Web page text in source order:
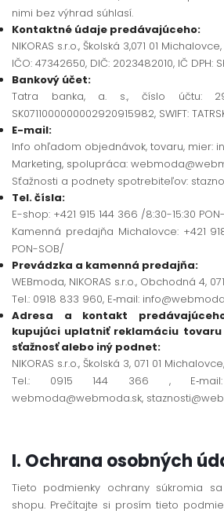
nimi bez výhrad súhlasí.
Kontaktné údaje predávajúceho:
NIKORAS s.r.o., Školská 3,071 01
IČO: 47342650, DIČ: 2023482010, IČ DPH:
Bankový účet:
Tatra banka, a. s., číslo účtu:
SK0711000000002920915982, SWIFT:
E-mail:
Info ohľadom objednávok, tovaru, mier:
Marketing, spolupráca:
Sťažnosti a podnety spotrebiteľov:
Tel. čísla:
E-shop: +421 915 144 366 /8:30-15:30
Kamenná predajňa Michalovce: +421
PON-SOB/
Prevádzka a kamenná predajňa:
WEBmoda, NIKORAS s.r.o., Obchodná 4,
Tel.: 0918 833 960, E‐mail:
Adresa a kontakt
kupujúci uplatniť reklamáciu
sťažnosť alebo iný podnet:
NIKORAS s.r.o., Školská 3, 071 01
Tel.: 0915 144 366 , E‐mail:
webmoda@webmoda.sk,
I. Ochrana osobných
Tieto podmienky ochrany súkromia
shopu. Prečítajte si prosím tieto